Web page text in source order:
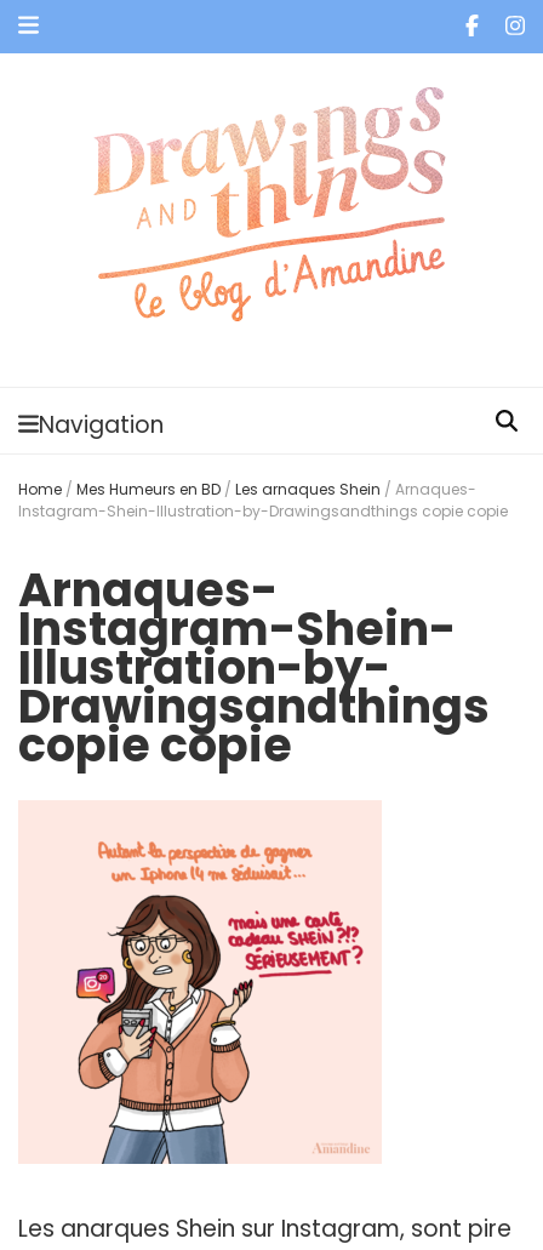
Navigation
Home / Mes Humeurs en BD / Les arnaques Shein / Arnaques-
Instagram-Shein-Illustration-by-Drawingsandthings copie copie
Arnaques-
Instagram-Shein-
Illustration-by-
Drawingsandthings
copie copie
Les anarques Shein sur Instagram, sont pire